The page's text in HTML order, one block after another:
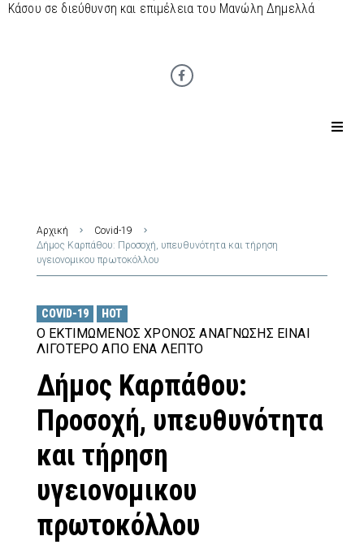
Κάσου σε διεύθυνση και επιμέλεια του Μανώλη Δημελλά
Αρχική
Covid-19
Δήμος Καρπάθου: Προσοχή, υπευθυνότητα και τήρηση
υγειονομικου πρωτοκόλλου
COVID-19 HOT
Ο ΕΚΤΙΜΏΜΕΝΟΣ ΧΡΌΝΟΣ ΑΝΆΓΝΩΣΗΣ ΕΊΝΑΙ
ΛΙΓΌΤΕΡΟ ΑΠΌ ΈΝΑ ΛΕΠΤΌ
Δήμος Καρπάθου:
Προσοχή, υπευθυνότητα
και τήρηση
υγειονομικου
πρωτοκόλλου